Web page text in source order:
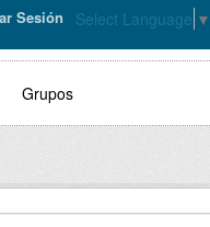
Select Language ▼
Sesión
Grupos